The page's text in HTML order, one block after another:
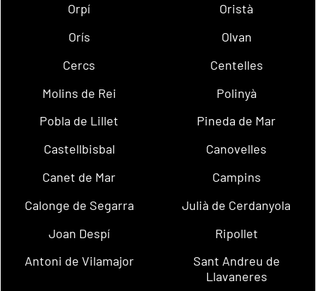
Orpí
Oristà
Orís
Olvan
Cercs
Centelles
Molins de Rei
Polinyà
Pobla de Lillet
Pineda de Mar
Castellbisbal
Canovelles
Canet de Mar
Campins
Calonge de Segarra
Julià de Cerdanyola
Joan Despí
Ripollet
Antoni de Vilamajor
Sant Andreu de
Llavaneres